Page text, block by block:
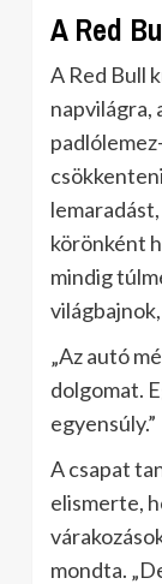
A Red
A Red Bull
napvilágra,
körönként
mindig
„Az autó
dolgomat.
egyensúly.”
A csapat
elismerte,
mondta.